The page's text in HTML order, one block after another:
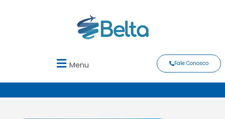
Menu Fale Conosco